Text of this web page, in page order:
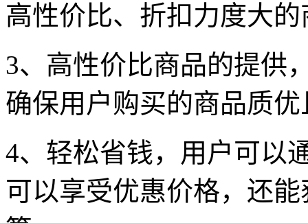
高性价比、折扣力度大
3、高性价比商品的提供
确保用户购买的商品质
4、轻松省钱，用户可以
可以享受优惠价格，还